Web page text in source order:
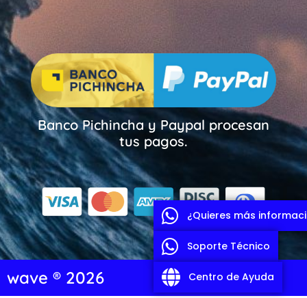
Banco Pichincha y Paypal procesan
tus pagos.
wave ® 2026
¿Quieres más
Soporte Técnico
Centro de Ayuda